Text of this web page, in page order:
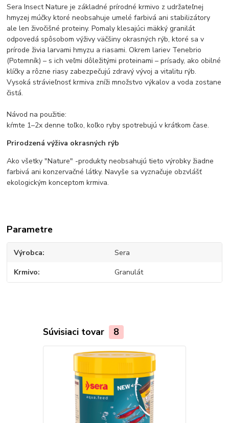
Sera Insect Nature je základné prírodné krmivo z udržateľnej
hmyzej múčky ktoré neobsahuje umelé farbivá ani stabilizátory
ale len živočišné proteiny. Pomaly klesajúci mäkký granilát
odpovedá spôsobom výživy väčšiny okrasných rýb, ktoré sa v
prírode živia larvami hmyzu a riasami. Okrem lariev Tenebrio
(Potemník) – s ich veľmi dôležitými proteinami – prísady, ako obilné
klíčky a rôzne riasy zabezpečujú zdravý vývoj a vitalitu rýb.
Vysoká strávieľnosť krmiva zníži množstvo výkalov a voda zostane
čistá.
Návod na použitie:
kŕmte 1–2x denne toľko, koľko ryby spotrebujú v krátkom čase.
Prirodzená výživa okrasných rýb
Ako všetky "Nature" -produkty neobsahujú tieto výrobky žiadne
farbivá ani konzervačné látky. Navyše sa vyznačuje obzvlášť
ekologickým konceptom krmiva.
Parametre
Výrobca Sera
Krmivo Granulát
Súvisiaci tovar 8